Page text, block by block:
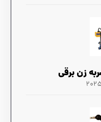
زن برقی